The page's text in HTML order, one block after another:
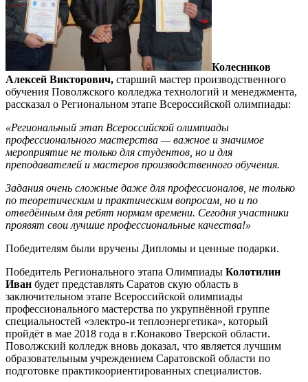
Колесников
Алексей Викторович, старший мастер производственного
обучения Поволжского колледжа технологий и менеджмента,
рассказал о Региональном этапе Всероссийской олимпиады:
«Региональный этап Всероссийской олимпиады
профессионального мастерства — важное и значимое
мероприятие не только для студентов, но и для
преподавателей и мастеров производственного обучения.
Задания очень сложные даже для профессионалов, не только
по теоретическим и практическим вопросам, но и по
отведённым для ребят нормам времени. Сегодня участники
проявят свои лучшие профессиональные качества!»
Победителям были вручены Дипломы и ценные подарки.
Победитель Регионального этапа Олимпиады Колотилин
Иван будет представлять Саратов скую область в
заключительном этапе Всероссийской олимпиады
профессионального мастерства по укрупнённой группе
специальностей «электро-и теплоэнергетика», который
пройдёт в мае 2018 года в г.Конаково Тверской области.
Поволжский колледж вновь доказал, что является лучшим
образовательным учреждением Саратовской области по
подготовке практикоориентированных специалистов.